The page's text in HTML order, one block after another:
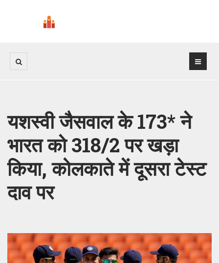
यशस्वी जैसवाल के 173* ने
भारत को 318/2 पर खड़ा
किया, कोलकाते में दूसरा टेस्ट
दाव पर